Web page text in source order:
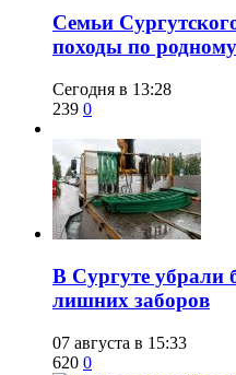
​Семьи
походы по
Сегодня в 13:28
239 0
​В Сургуте убрали
лишних заборов
07 августа в 15:33
620 0